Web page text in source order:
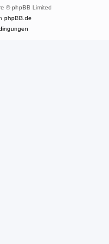
© phpBB Limited
phpBB.de